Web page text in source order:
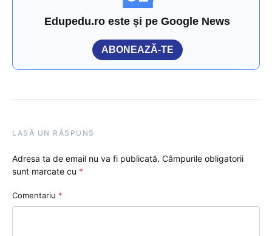
Edupedu.ro este și pe Google News
ABONEAZĂ-TE
LASĂ UN RĂSPUNS
Adresa ta de email nu va fi publicată. Câmpurile obligatorii
sunt marcate cu *
Comentariu *